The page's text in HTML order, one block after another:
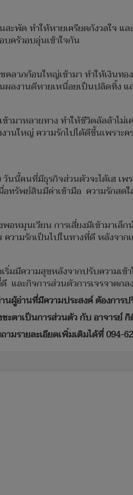
ะพัด​ ทำให้หายเครียดกังวลใจ แ
บครัวอบอุ่นเข้าใจกัน
คลาภ​ก้อน​ใหญ่​เข้ามา​ ทำให้​เงิน
งานดีหายเหนื่อยเป็นปลิดทิ้ง แ
ามา​หลาย​ทาง​ ทำให้ชีวิตลัลล้าไ
านใหญ่ ความรักไปได้ดีขึ้นเพรา
นี้คนที่มีธุรกิจส่วนตัวจะได้เฮ เพ
ทรัพย์สินมีค่าเข้ามือ ความรักสดใ
มุนเวียน การเสี่ยงมีเข้ามาเล็ก
วามรักเป็นไปในทางที่ดี หลังจา
มมีความสุขหลังจากปรับความเข้
และกิจการส่วนตัวการเจรจาตก
นผู้อ่านที่มีความประสงค์ ต้องการ
ชะตาเป็นการส่วนตัว กับ อาจารย์
ามรายละเอียดเพิ่มเติมได้ที่ 094-